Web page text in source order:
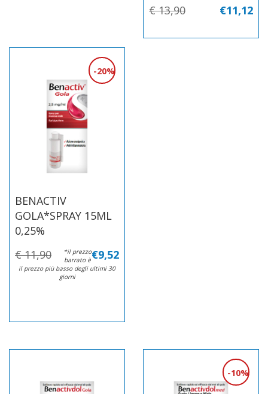
€ 13,90 €11,12
BENACTIV
GOLA*SPRAY 15ML
0,25%
20%
€ 11,90 €9,52
*il prezzo
barrato è
il prezzo più basso degli ultimi 30
giorni
10%